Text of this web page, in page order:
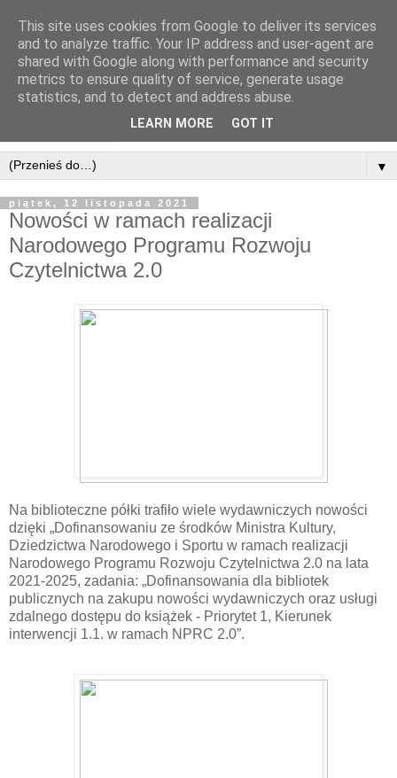
▼
piątek, 12 listopada 2021
Nowości w ramach realizacji
Narodowego Programu Rozwoju
Czytelnictwa 2.0
Na biblioteczne półki trafiło wiele wydawniczych nowości
dzięki „Dofinansowaniu ze środków Ministra Kultury,
Dziedzictwa Narodowego i Sportu w ramach realizacji
Narodowego Programu Rozwoju Czytelnictwa 2.0 na lata
2021-2025, zadania: „Dofinansowania dla bibliotek
publicznych na zakupu nowości wydawniczych oraz usługi
zdalnego dostępu do książek - Priorytet 1, Kierunek
interwencji 1.1. w ramach NPRC 2.0”.
This site uses cookies from Google to deliver its services
and to analyze traffic. Your IP address and user-agent are
shared with Google along with performance and security
metrics to ensure quality of service, generate usage
statistics, and to detect and address abuse.
LEARN MORE GOT IT